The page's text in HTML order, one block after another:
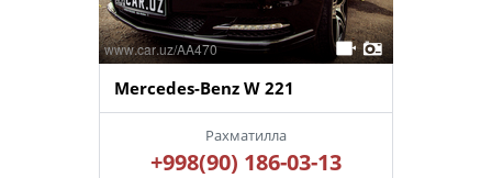
Mercedes-Benz W 221
Рахматилла
+998(90) 186-03-13